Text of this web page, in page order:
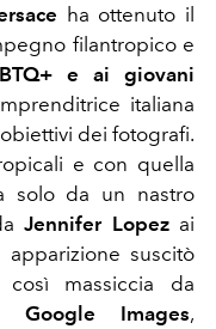
ha ottenuto il
filantropico e
e ai giovani
italiana
dei fotografi.
e con quella
solo da un nastro
Jennifer Lopezai
apparizione suscitò
massiccia da
Google Images,